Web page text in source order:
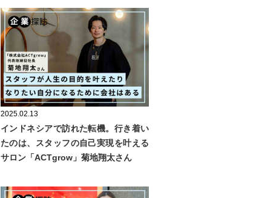
2025.02.13
インドネシアで訪れた転機。行き着い
たのは、スタッフの自己実現を叶える
サロン「ACTgrow」菊地翔太さん